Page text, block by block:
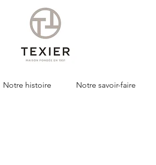
Notre histoire Notre savoir-faire